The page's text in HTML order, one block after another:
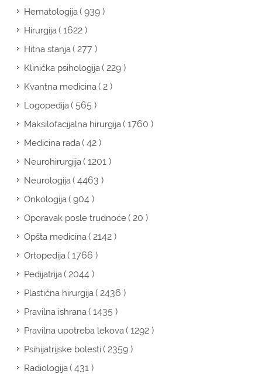
Hematologija( 939 )
Hirurgija( 1622 )
Hitna stanja( 277 )
Klinička psihologija( 229 )
Kvantna medicina( 2 )
Logopedija( 565 )
Maksilofacijalna hirurgija( 1760 )
Medicina rada( 42 )
Neurohirurgija( 1201 )
Neurologija( 4463 )
Onkologija( 904 )
Oporavak posle trudnoće( 20 )
Opšta medicina( 2142 )
Ortopedija( 1766 )
Pedijatrija( 2044 )
Plastična hirurgija( 2436 )
Pravilna ishrana( 1435 )
Pravilna upotreba lekova( 1292 )
Psihijatrijske bolesti( 2359 )
Radiologija( 431 )